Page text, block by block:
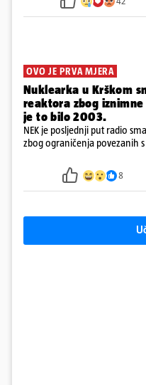
OVO JE PRVA MJERA
Nuklearka u Krškom
reaktora zbog
je to bilo 2003.
NEK je posljednji put radio
zbog ograničenja povezanih
smanjenje snage bilo
8